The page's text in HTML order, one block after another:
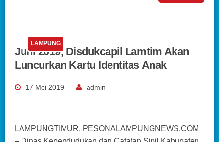
LAMPUNG
Juni 2019, Disdukcapil Lamtim Akan
Luncurkan Kartu Identitas Anak
17 Mei 2019 admin
LAMPUNGTIMUR, PESONALAMPUNGNEWS.COM